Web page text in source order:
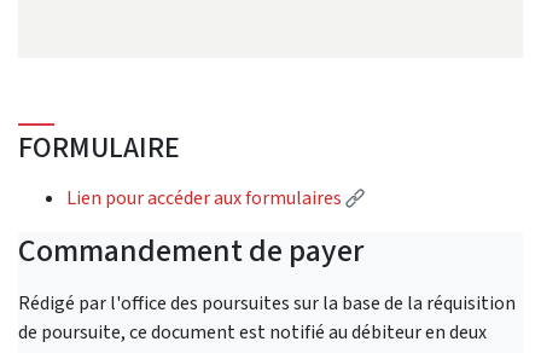
FORMULAIRE
Lien pour accéder aux formulaires (External link)
Commandement de payer
Rédigé par l'office des poursuites sur la base de la réquisition
de poursuite, ce document est notifié au débiteur en deux